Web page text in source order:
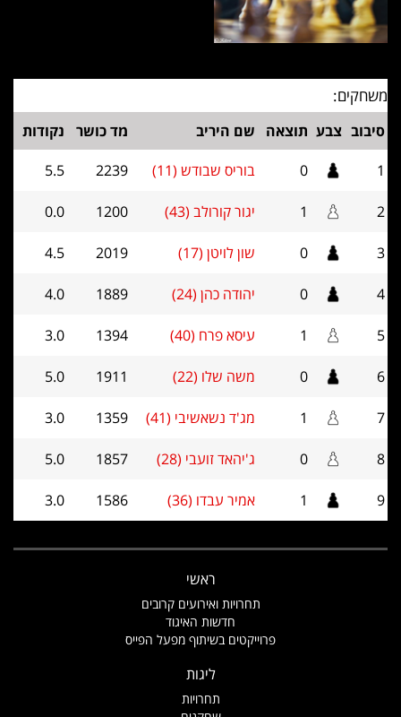
משחקים:
סיבוב צבע תוצאה שם היריב מד כושר
נקודות
1
0 בוריס שבודש (11) 2239
5.5
2
1 יגור קורולב (43) 1200
0.0
3
0 שון לויטן (17) 2019
4.5
4
0 יהודה כהן (24) 1889
4.0
5
1 עיסא פרח (40) 1394
3.0
6
0 משה שלו (22) 1911
5.0
7
1 מג'ד נשאשיבי (41) 1359
3.0
8
0 ג'יהאד זועבי (28) 1857
5.0
9
1 אמיר עבדו (36) 1586
3.0
ראשי
תחרויות ואירועים קרובים
חדשות האיגוד
פרוייקטים בשיתוף מפעל הפייס
ליגות
תחרויות